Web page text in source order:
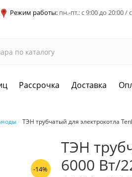
Режим работы: пн.-пт.: с 9:00 до 20:00 /
Рассрочка Доставка
ТЭН трубчатый для электрокотла
-14%
ТЭН
6000 Вт/